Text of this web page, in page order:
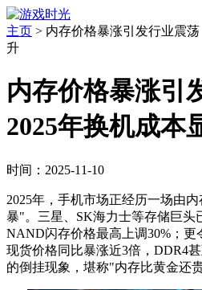
主页 > 内存价格暴涨引发行业震
升
内存价格暴涨引
2025年换机成本
时间：2025-11-10
2025年，手机市场正经历一场由
暴"。三星、SK海力士等存储巨头
NAND闪存价格最高上调30%；
现货价格同比暴涨近3倍，DDR4
的倒挂现象，堪称"内存比黄金还